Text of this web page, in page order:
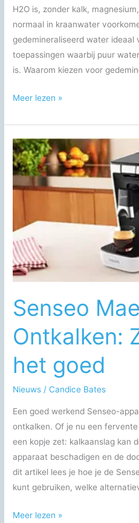
H2O is, zonder kalk,
normaal in kraanwater
gedemineraliseerd water ideaal
toepassingen waarbij puur
is. Waarom kiezen voor
Gedemineraliseerd
5
Liter
Action:
Alles
Wat
Weten
Meer lezen »
Senseo
Ontkalken:
het goed
Nieuws /Candice Bates
Een goed werkend Senseo-
ontkalken. Of je nu een
een kopje zet: kalkaanslag kan
apparaat beschadigen en de
dit artikel lees je hoe je de
kunt gebruiken, welke
Senseo
Meer lezen »